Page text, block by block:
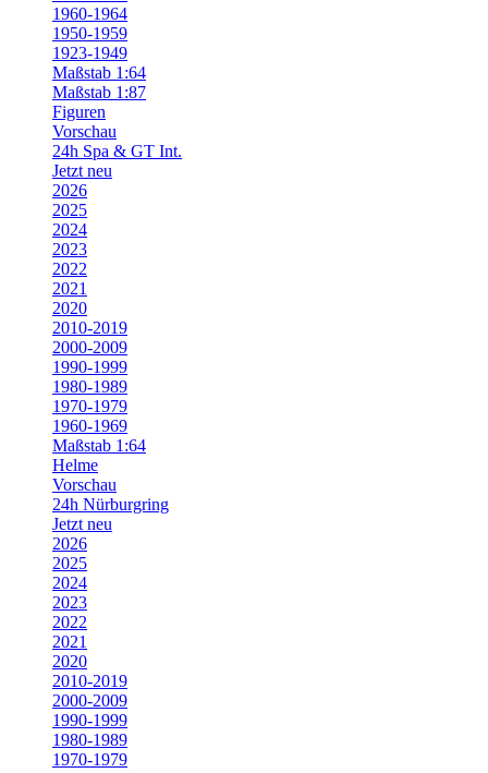
1960-1964
1950-1959
1923-1949
Maßstab 1:64
Maßstab 1:87
Figuren
Vorschau
24h Spa & GT Int.
Jetzt neu
2026
2025
2024
2023
2022
2021
2020
2010-2019
2000-2009
1990-1999
1980-1989
1970-1979
1960-1969
Maßstab 1:64
Helme
Vorschau
24h Nürburgring
Jetzt neu
2026
2025
2024
2023
2022
2021
2020
2010-2019
2000-2009
1990-1999
1980-1989
1970-1979